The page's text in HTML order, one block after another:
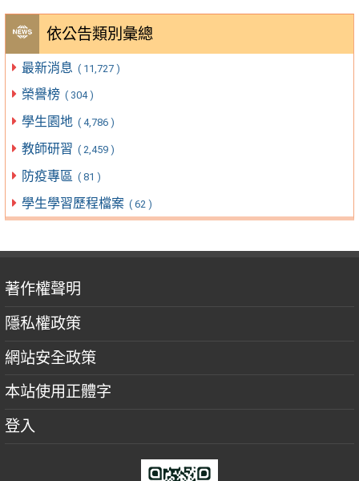
依公告類別彙總
最新消息 ( 11,727 )
榮譽榜 ( 304 )
學生園地 ( 4,786 )
教師研習 ( 2,459 )
防疫專區 ( 81 )
學生學習歷程檔案 ( 62 )
著作權聲明
隱私權政策
網站安全政策
本站使用正體字
登入